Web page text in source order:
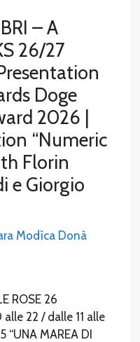
– A
26/27
Doge
2026 |
“Numeric
Florin
e Giorgio
Modìca Donà
ROSE 26
22 / dalle 11 alle
“UNA MAREA DI